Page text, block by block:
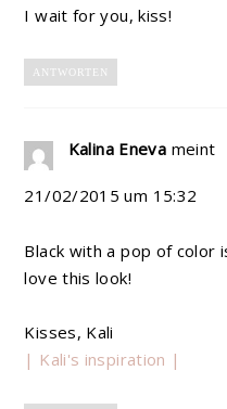
I wait for you, kiss!
ANTWORTEN
Kalina Eneva meint
21/02/2015 um 15:32
Black with a pop of color
love this look!
Kisses, Kali
| Kali's inspiration |